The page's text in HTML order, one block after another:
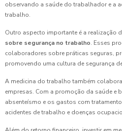
observando a saúde do trabalhador e a
trabalho.
Outro aspecto importante é a realização
sobre segurança no trabalho. Esses
colaboradores sobre práticas seguras,
promovendo uma cultura de segurança
A medicina do trabalho também
empresas. Com a promoção da saúde e
absenteísmo e os gastos com
acidentes de trabalho e doenças